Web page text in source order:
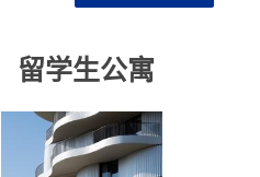
留学生公寓